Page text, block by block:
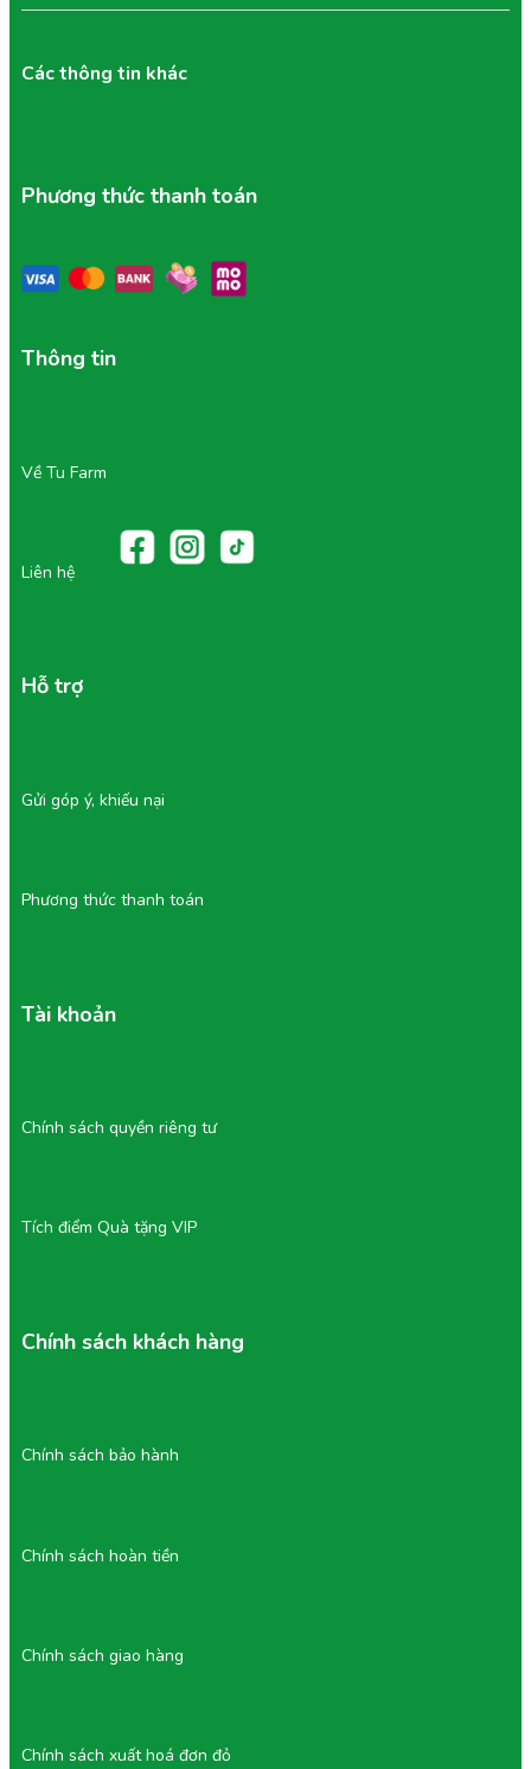
Các thông tin khác
Phương thức thanh toán
Thông tin
Về Tu Farm
Liên hệ
Hỗ trợ
Chính sách khách hàng
Chính sách bảo hành
Chính sách hoàn tiền
Chính sách giao hàng
Chính sách xuất hoá đơn đỏ
Tích điểm Quà tặng VIP
Chính sách quyền riêng tư
Tài khoản
Phương thức thanh toán
Gửi góp ý, khiếu nại